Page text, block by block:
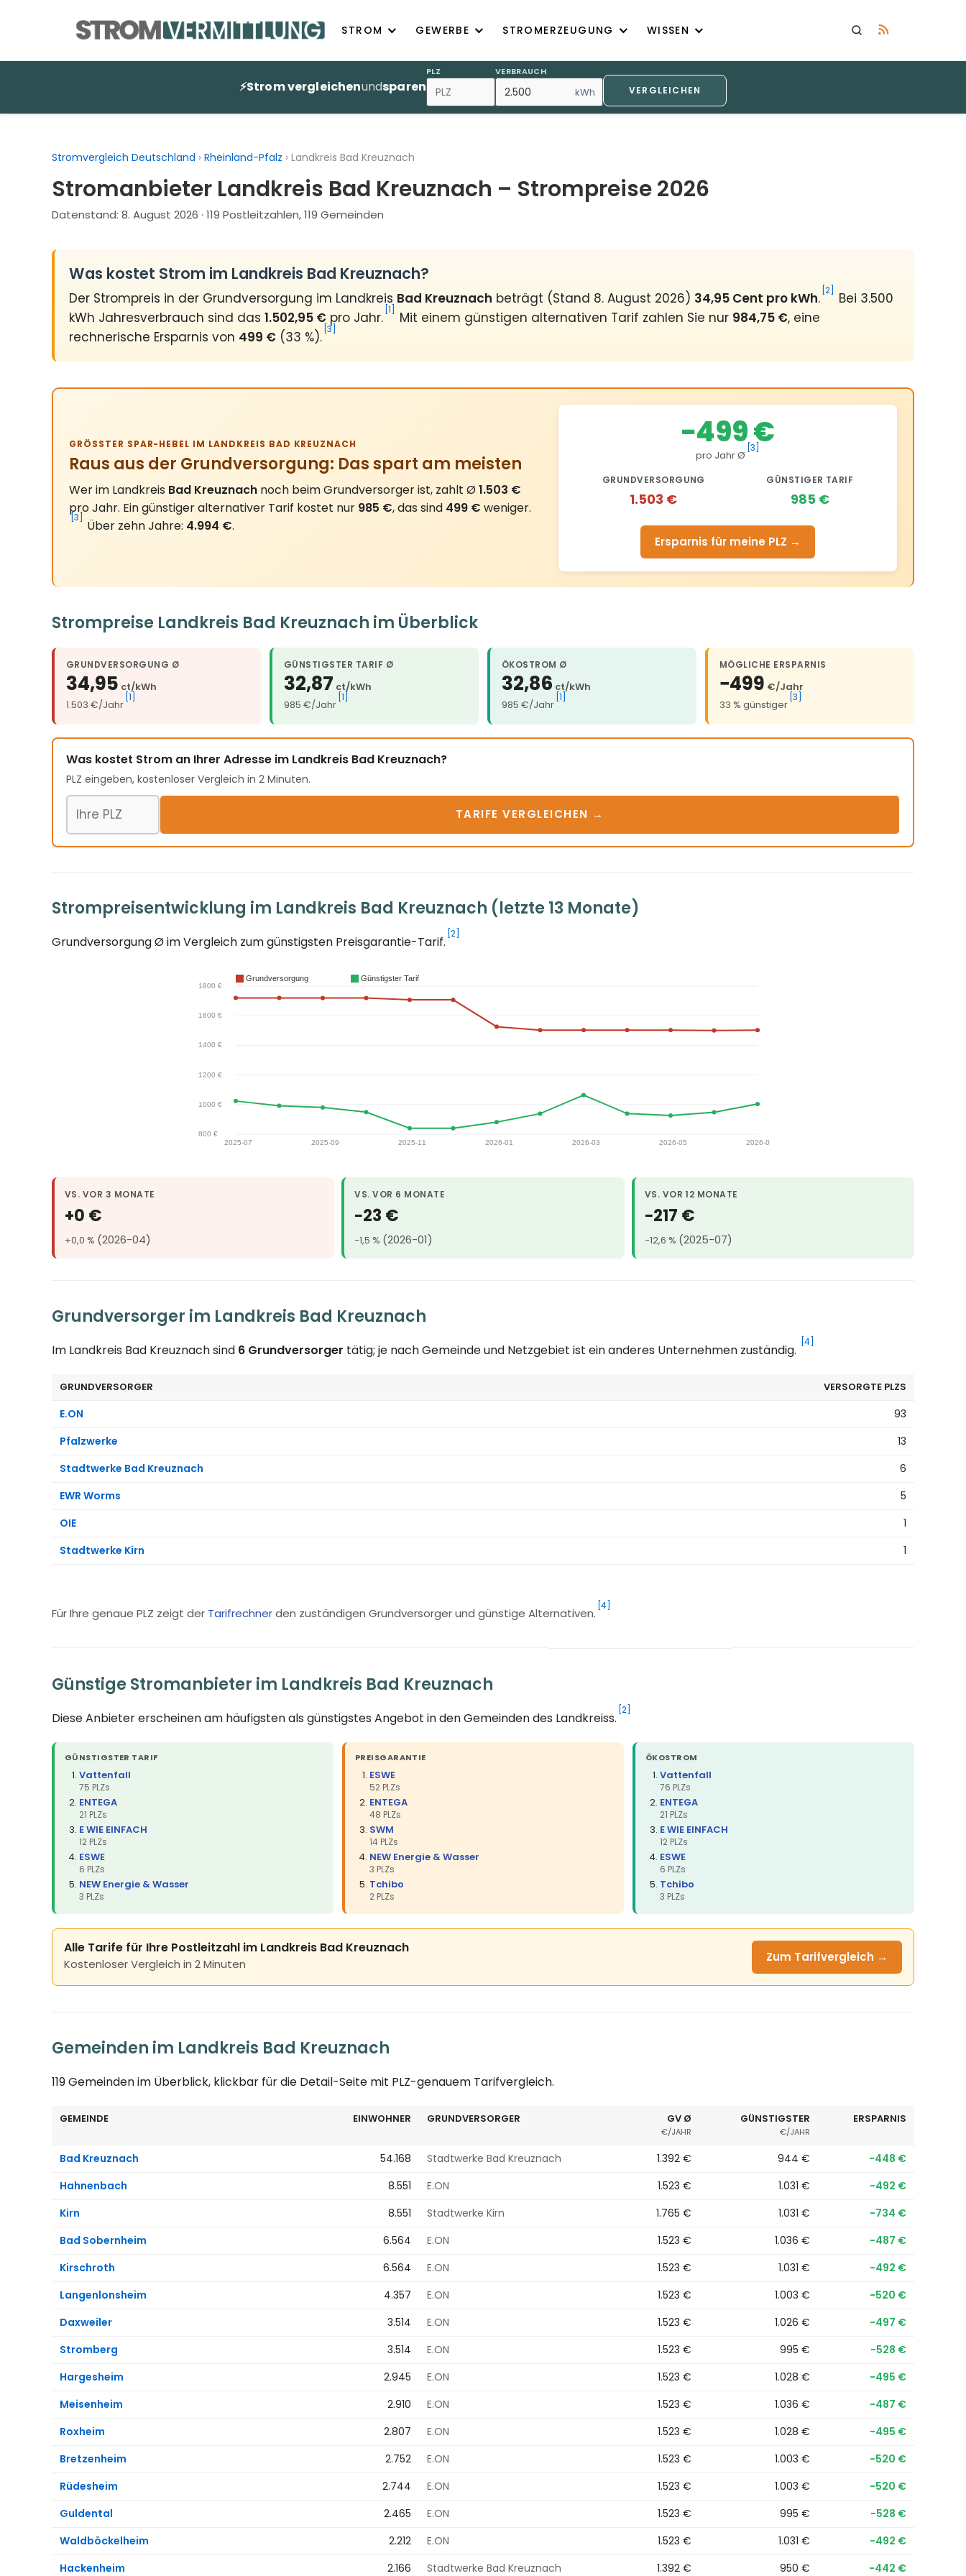
STROM GEWERBE STROMERZEUGUNG WISSEN
⚡Strom vergleichenundsparen
PLZ VERBRAUCH
kWh VERGLEICHEN
Stromvergleich Deutschland › Rheinland-Pfalz › Landkreis Bad Kreuznach
Stromanbieter Landkreis Bad Kreuznach – Strompreise 2026
Datenstand: 8. August 2026 · 119 Postleitzahlen, 119 Gemeinden
Was kostet Strom im Landkreis Bad Kreuznach?
Der Strompreis in der Grundversorgung im Landkreis Bad Kreuznach beträgt (Stand 8. August 2026) 34,95 Cent pro kWh. [2]
Bei 3.500
kWh Jahresverbrauch sind das 1.502,95 € pro Jahr. [1] Mit einem günstigen alternativen Tarif zahlen Sie nur 984,75 €, eine
rechnerische Ersparnis von 499 € (33 %). [3]
GRÖSSTER SPAR-HEBEL IM LANDKREIS BAD KREUZNACH
Raus aus der Grundversorgung: Das spart am meisten
Wer im Landkreis Bad Kreuznach noch beim Grundversorger ist, zahlt Ø1.503 €
pro Jahr. Ein günstiger alternativer Tarif kostet nur 985 €, das sind 499 € weniger.
[3] Über zehn Jahre: 4.994 €.
−499 €
pro Jahr Ø
[3]
GRUNDVERSORGUNG
1.503 €
GÜNSTIGER TARIF
985 €
Ersparnis für meine PLZ →
Strompreise Landkreis Bad Kreuznach im Überblick
GRUNDVERSORGUNG Ø
34,95 ct/kWh
1.503 €/Jahr
[1]
GÜNSTIGSTER TARIF Ø
32,87 ct/kWh
985 €/Jahr
[1]
ÖKOSTROM Ø
32,86 ct/kWh
985 €/Jahr
[1]
MÖGLICHE ERSPARNIS
−499 €/Jahr
33 % günstiger
[3]
Was kostet Strom an Ihrer Adresse im Landkreis Bad Kreuznach?
PLZ eingeben, kostenloser Vergleich in 2 Minuten.
Postleitzahl
TARIFE VERGLEICHEN →
Strompreisentwicklung im Landkreis Bad Kreuznach (letzte 13 Monate)
Grundversorgung Ø im Vergleich zum günstigsten Preisgarantie-Tarif. [2]
VS. VOR 3 MONATE
+0 €
+0,0 % (2026-04)
VS. VOR 6 MONATE
−23 €
−1,5 % (2026-01)
VS. VOR 12 MONATE
−217 €
−12,6 % (2025-07)
Grundversorger im Landkreis Bad Kreuznach
Im Landkreis Bad Kreuznach sind 6 Grundversorger tätig; je nach Gemeinde und Netzgebiet ist ein anderes Unternehmen zuständig. [4]
GRUNDVERSORGER VERSORGTE PLZS
E.ON
93
Pfalzwerke
13
Stadtwerke Bad Kreuznach
6
EWR Worms
5
OIE
1
Stadtwerke Kirn
1
Für Ihre genaue PLZ zeigt der Tarifrechnerden zuständigen Grundversorger und günstige Alternativen.
[4]
Günstige Stromanbieter im Landkreis Bad Kreuznach
Diese Anbieter erscheinen am häufigsten als günstigstes Angebot in den Gemeinden des Landkreiss. [2]
GÜNSTIGSTER TARIF
Vattenfall
75 PLZs
ENTEGA
21 PLZs
E WIE EINFACH
12 PLZs
ESWE
6 PLZs
NEW Energie & Wasser
3 PLZs
PREISGARANTIE
ESWE
52 PLZs
ENTEGA
48 PLZs
SWM
14 PLZs
NEW Energie & Wasser
3 PLZs
Tchibo
2 PLZs
ÖKOSTROM
Vattenfall
76 PLZs
ENTEGA
21 PLZs
E WIE EINFACH
12 PLZs
ESWE
6 PLZs
Tchibo
3 PLZs
Alle Tarife für Ihre Postleitzahl im Landkreis Bad Kreuznach
Kostenloser Vergleich in 2 Minuten Zum Tarifvergleich →
Gemeinden im Landkreis Bad Kreuznach
119 Gemeinden im Überblick, klickbar für die Detail-Seite mit PLZ-genauem Tarifvergleich.
GEMEINDE EINWOHNER GRUNDVERSORGER GV Ø
€/JAHR
GÜNSTIGSTER
€/JAHR
ERSPARNIS
Bad Kreuznach 54.168 Stadtwerke Bad Kreuznach 1.392 € 944 €
−448 €
Hahnenbach
8.551 E.ON 1.523 € 1.031 €
−492 €
Kirn
8.551 Stadtwerke Kirn 1.765 € 1.031 €
−734 €
Bad Sobernheim
6.564 E.ON 1.523 € 1.036 €
−487 €
Kirschroth
6.564 E.ON 1.523 € 1.031 €
−492 €
Langenlonsheim
4.357 E.ON 1.523 € 1.003 €
−520 €
Daxweiler
3.514 E.ON 1.523 € 1.026 €
−497 €
Stromberg
3.514 E.ON 1.523 € 995 €
−528 €
Hargesheim
2.945 E.ON 1.523 € 1.028 €
−495 €
Meisenheim
2.910 E.ON 1.523 € 1.036 €
−487 €
Roxheim
2.807 E.ON 1.523 € 1.028 €
−495 €
Bretzenheim
2.752 E.ON 1.523 € 1.003 €
−520 €
Rüdesheim
2.744 E.ON 1.523 € 1.003 €
−520 €
Guldental
2.465 E.ON 1.523 € 995 €
−528 €
Waldböckelheim
2.212 E.ON 1.523 € 1.031 €
−492 €
Hackenheim
2.166 Stadtwerke Bad Kreuznach 1.392 € 950 € −442 €